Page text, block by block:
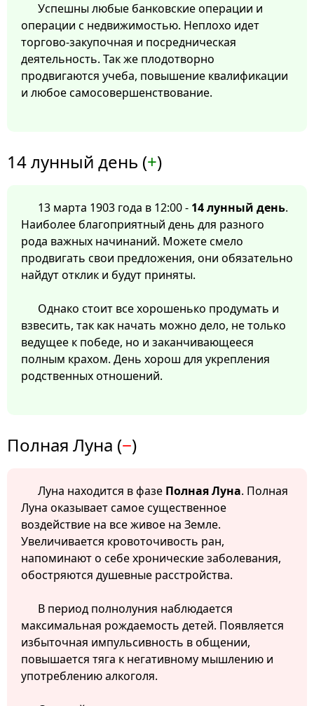
Успешны любые банковские операции и
операции с недвижимостью. Неплохо идет
торгово-закупочная и посредническая
деятельность. Так же плодотворно
продвигаются учеба, повышение квалификации
и любое самосовершенствование.
14 лунный день (+)
13 марта 1903 года в 12:00 - 14 лунный день.
Наиболее благоприятный день для разного
рода важных начинаний. Можете смело
продвигать свои предложения, они обязательно
найдут отклик и будут приняты.
Однако стоит все хорошенько продумать и
взвесить, так как начать можно дело, не только
ведущее к победе, но и заканчивающееся
полным крахом. День хорош для укрепления
родственных отношений.
Полная Луна (−)
Луна находится в фазе Полная Луна. Полная
Луна оказывает самое существенное
воздействие на все живое на Земле.
Увеличивается кровоточивость ран,
напоминают о себе хронические заболевания,
обостряются душевные расстройства.
В период полнолуния наблюдается
максимальная рождаемость детей. Появляется
избыточная импульсивность в общении,
повышается тяга к негативному мышлению и
употреблению алкоголя.